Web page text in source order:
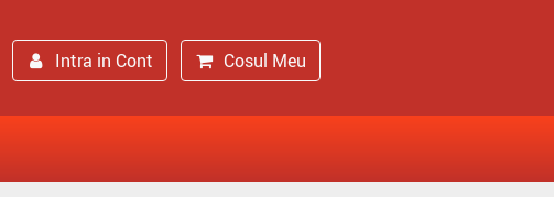
Intra in Cont Cosul Meu